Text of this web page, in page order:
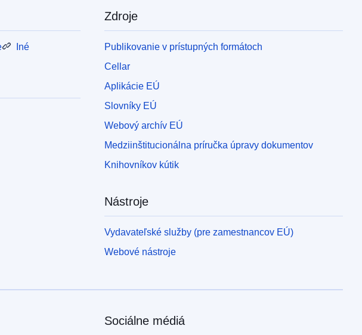
Iné
Zdroje
Publikovanie v prístupných formátoch
Cellar
Aplikácie EÚ
Slovníky EÚ
Webový archív EÚ
Medziinštitucionálna príručka úpravy dokumentov
Knihovníkov kútik
Nástroje
Vydavateľské služby (pre zamestnancov EÚ)
Webové nástroje
Sociálne médiá